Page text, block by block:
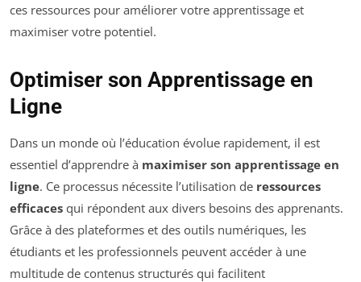
ces ressources pour améliorer votre apprentissage et
maximiser votre potentiel.
Optimiser son Apprentissage en
Ligne
Dans un monde où l’éducation évolue rapidement, il est
essentiel d’apprendre à maximiser son apprentissage en
ligne. Ce processus nécessite l’utilisation de ressources
efficaces qui répondent aux divers besoins des apprenants.
Grâce à des plateformes et des outils numériques, les
étudiants et les professionnels peuvent accéder à une
multitude de contenus structurés qui facilitent